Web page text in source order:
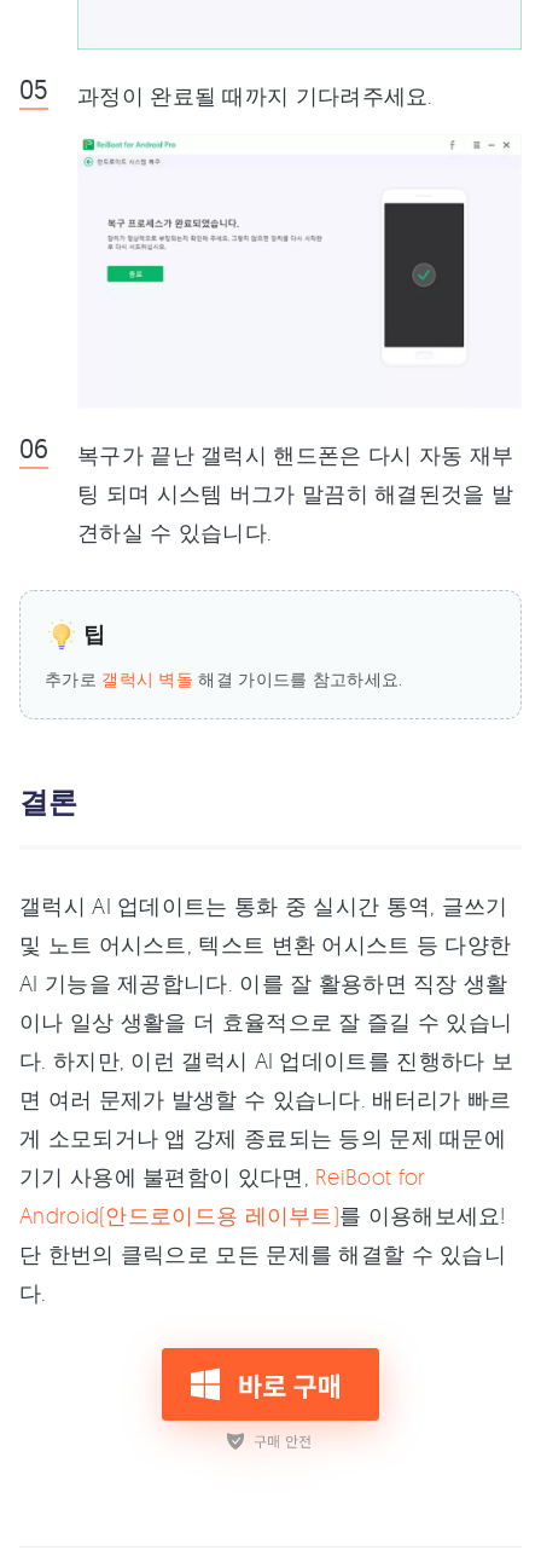
과정이 완료될 때까지 기다려주세요.
복구가 끝난 갤럭시 핸드폰은 다시 자동 재부
팅 되며 시스템 버그가 말끔히 해결된것을 발
견하실 수 있습니다.
팁
추가로 갤럭시 벽돌 해결 가이드를 참고하세요.
결론
갤럭시 AI 업데이트는 통화 중 실시간 통역, 글쓰기
및 노트 어시스트, 텍스트 변환 어시스트 등 다양한
AI 기능을 제공합니다. 이를 잘 활용하면 직장 생활
이나 일상 생활을 더 효율적으로 잘 즐길 수 있습니
다. 하지만, 이런 갤럭시 AI 업데이트를 진행하다 보
면 여러 문제가 발생할 수 있습니다. 배터리가 빠르
게 소모되거나 앱 강제 종료되는 등의 문제 때문에
기기 사용에 불편함이 있다면, ReiBoot for
Android(안드로이드용 레이부트)를 이용해보세요!
단 한번의 클릭으로 모든 문제를 해결할 수 있습니
다.